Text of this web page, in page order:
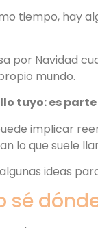
tiempo, hay
por Navidad
mundo.
tuyo: es
implicar
lo que suele
ideas
sé